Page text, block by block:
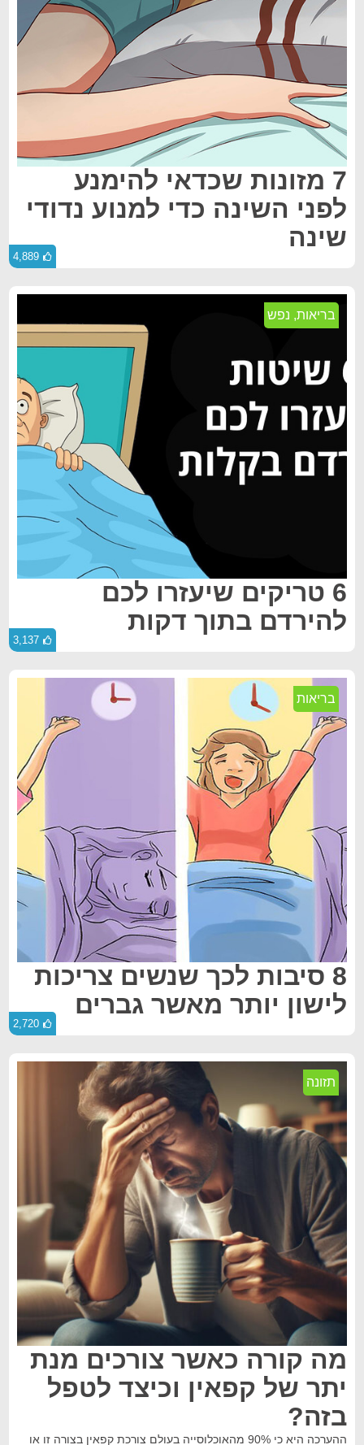
7 מזונות שכדאי להימנע
לפני השינה כדי למנוע נדודי
שינה
4,889
בריאות, נפש
6 טריקים שיעזרו לכם
להירדם בתוך דקות
3,137
בריאות
8 סיבות לכך שנשים צריכות
לישון יותר מאשר גברים
2,720
תזונה
מה קורה כאשר צורכים מנת
יתר של קפאין וכיצד לטפל
בזה?
ההערכה היא כי 90% מהאוכלוסייה בעולם צורכת קפאין בצורה זו או